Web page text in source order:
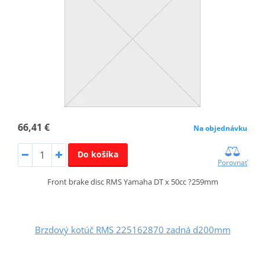
66,41 € Na objednávku
Do košíka
Porovnať
Front brake disc RMS Yamaha DT x 50cc ?259mm
Brzdový kotúč RMS 225162870 zadná d200mm